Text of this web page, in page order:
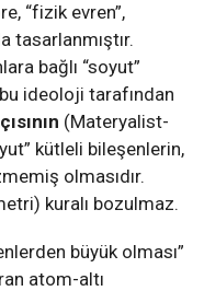
“fizik evren”,
tasarlanmıştır.
bağlı “soyut”
ideoloji tarafından
(Materyalist-
kütleli bileşenlerin,
olmasıdır.
kuralı bozulmaz.
büyük olması”
atom-altı